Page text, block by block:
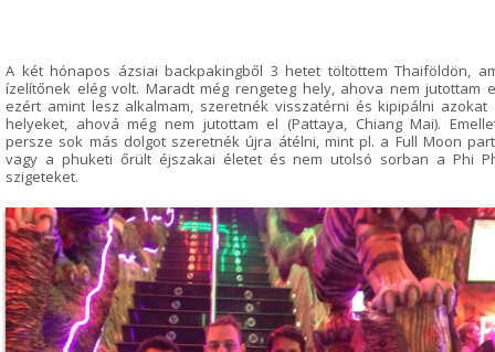
A két hónapos ázsiai backpakingből 3 hetet töltöttem Thaiföldön,
ízelítőnek elég volt. Maradt még rengeteg hely, ahova nem jutottam
ezért amint lesz alkalmam, szeretnék visszatérni és kipipálni azokat
helyeket, ahová még nem jutottam el (Pattaya, Chiang Mai).
persze sok más dolgot szeretnék újra átélni, mint pl. a Full Moon
vagy a phuketi őrült éjszakai életet és nem utolsó sorban a Phi
szigeteket.